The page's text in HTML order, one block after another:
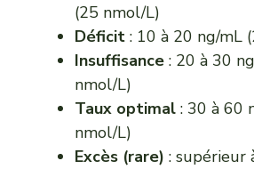
(25 nmol/L)
Déficit : 10 à 20 ng/mL
Insuffisance : 20 à 30
nmol/L)
Taux optimal : 30 à 60
nmol/L)
Excès (rare) : supérieur